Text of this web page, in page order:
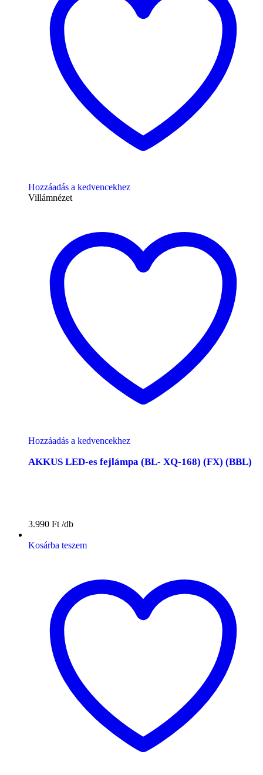
Hozzáadás a kedvencekhez
Villámnézet
Hozzáadás a kedvencekhez
AKKUS LED-es fejlámpa (BL- XQ-168) (FX) (BBL)
3.990 Ft
Kosárba teszem